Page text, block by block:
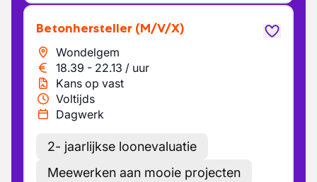
Betonhersteller (M/V/X)
Wondelgem
18.39 - 22.13 / uur
Kans op vast
Voltijds
Dagwerk
2- jaarlijkse loonevaluatie
Meewerken aan mooie projecten